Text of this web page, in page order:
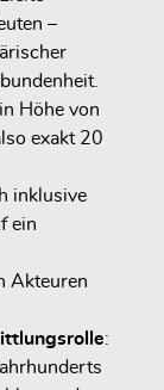
–
in Höhe von
exakt 20
inklusive
ein
Akteuren
: